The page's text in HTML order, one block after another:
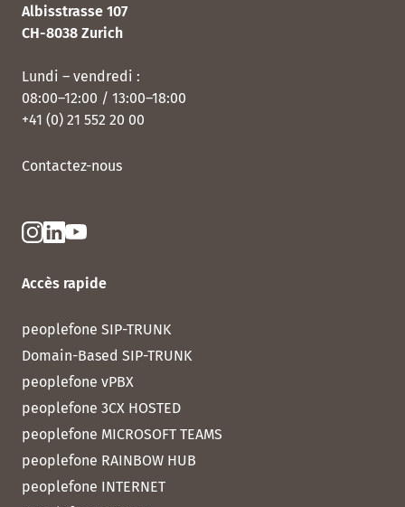
Albisstrasse 107
CH-8038 Zurich
Lundi – vendredi :
08:00–12:00 / 13:00–18:00
+41 (0) 21 552 20 00
Contactez-nous
Accès rapide
peoplefone SIP-TRUNK
Domain-Based SIP-TRUNK
peoplefone vPBX
peoplefone 3CX HOSTED
peoplefone MICROSOFT TEAMS
peoplefone RAINBOW HUB
peoplefone INTERNET